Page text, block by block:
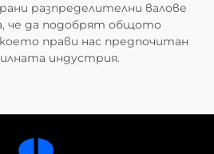
разпределителни валове
че да подобрят общото
прави нас предпочитан
индустрия.